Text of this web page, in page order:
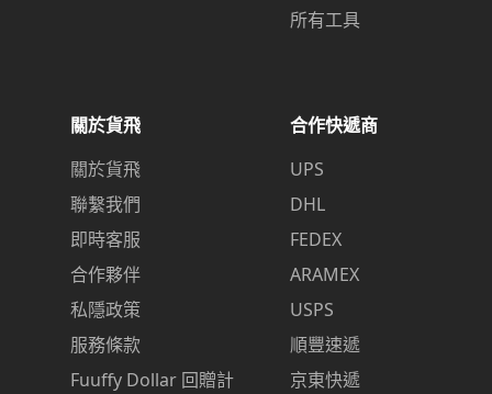
所有工具
關於貨飛
關於貨飛
聯繫我們
即時客服
合作夥伴
私隱政策
服務條款
Fuuffy Dollar 回贈計
合作快遞商
UPS
DHL
FEDEX
ARAMEX
USPS
順豐速遞
京東快遞